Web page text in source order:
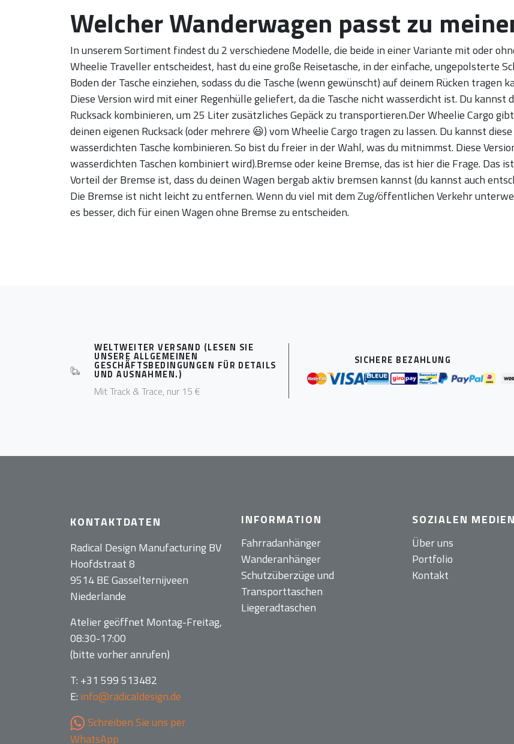
Welcher Wanderwagen passt zu
In unserem Sortiment findest du 2 verschiedene Modelle, die beide in einer Variante mit oder
Wheelie Traveller entscheidest, hast du eine große Reisetasche, in der einfache, ungepolsterte
Boden der Tasche einziehen, sodass du die Tasche (wenn gewünscht) auf deinem Rücken tragen
Diese Version wird mit einer Regenhülle geliefert, da die Tasche nicht wasserdicht ist. Du
Rucksack kombinieren, um 25 Liter zusätzliches Gepäck zu transportieren.Der Wheelie Cargo
deinen eigenen Rucksack (oder mehrere 😃) vom Wheelie Cargo tragen zu lassen. Du kannst
wasserdichten Tasche kombinieren. So bist du freier in der Wahl, was du mitnimmst. Diese
wasserdichten Taschen kombiniert wird).Bremse oder keine Bremse, das ist hier die Frage. Das
Vorteil der Bremse ist, dass du deinen Wagen bergab aktiv bremsen kannst (du kannst auch
Die Bremse ist nicht leicht zu entfernen. Wenn du viel mit dem Zug/öffentlichen Verkehr
es besser, dich für einen Wagen ohne Bremse zu entscheiden.
WELTWEITER VERSAND (LESEN SIE
UNSERE ALLGEMEINEN
GESCHÄFTSBEDINGUNGEN FÜR DETAILS
UND AUSNAHMEN.)
Mit Track & Trace, nur 15 €
SICHERE BEZAHLUNG
KONTAKTDATEN
Radical Design Manufacturing BV
Hoofdstraat 8
9514 BE Gasselternijveen
Niederlande
Atelier geöffnet Montag-Freitag,
08:30-17:00
(bitte vorher anrufen)
T: +31 599 513482
E: info@radicaldesign.de
Schreiben Sie uns per
WhatsApp
INFORMATION
Fahrradanhänger
Wanderanhänger
Schutzüberzüge und
Transporttaschen
Liegeradtaschen
SOZIALEN MEDIEN
Über uns
Portfolio
Kontakt